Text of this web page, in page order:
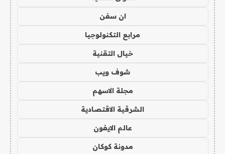
ان سفن
مرابع التكنولوجيا
خيال التقنية
شوف ويب
مجلة الاسهم
الشرقية الاقتصادية
عالم الايفون
مدونة كوكان